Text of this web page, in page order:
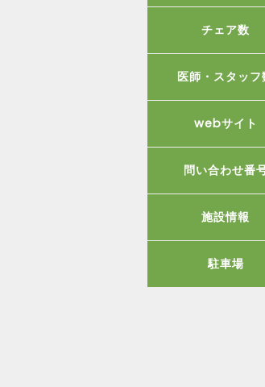
チェア数
医師・スタッフ
webサイト
問い合わせ番
施設情報
駐車場